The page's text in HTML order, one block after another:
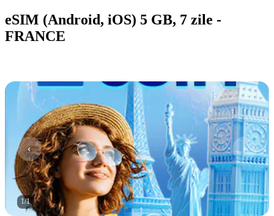
eSIM (Android, iOS) 5 GB, 7 zile -
FRANCE
1/1